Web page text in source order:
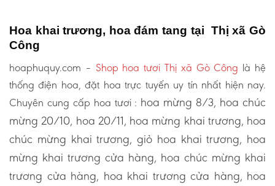
Hoa khai trương, hoa đám tang tại Thị xã Gò
Công
hoaphuquy.com – Shop hoa tươi Thị xã Gò Công là hệ
thống điện hoa, đặt hoa trực tuyến uy tín nhất hiện nay.
Chuyên cung cấp hoa tươi : hoa mừng 8/3, hoa chúc
mừng 20/10, hoa 20/11, hoa mừng khai trương, hoa
chúc mừng khai trương, giỏ hoa khai trương, hoa
mừng khai trương cửa hàng, hoa chúc mừng khai
trương cửa hàng, hoa khai trương cửa hàng, hoa